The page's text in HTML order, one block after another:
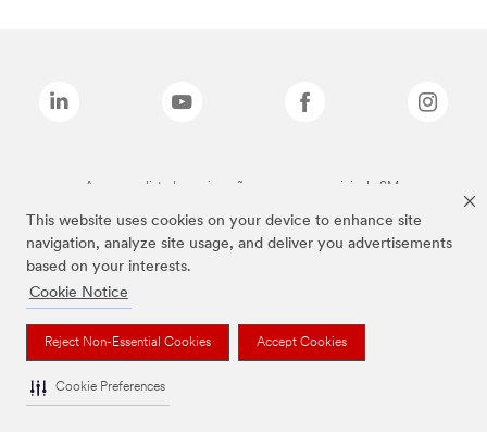
This website uses cookies on your device to enhance site
navigation, analyze site usage, and deliver you advertisements
based on your interests.
Cookie Notice
Reject Non-Essential Cookies Accept Cookies
Cookie Preferences
As marcas listadas a cima são marcas comerciais da 3M.